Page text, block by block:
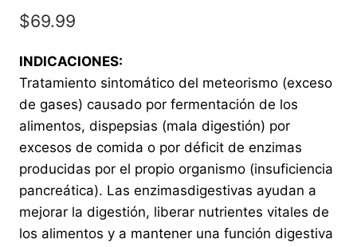
$69.99
INDICACIONES:
Tratamiento sintomático del meteorismo (exceso
de gases) causado por fermentación de los
alimentos, dispepsias (mala digestión) por
excesos de comida o por déficit de enzimas
producidas por el propio organismo (insuficiencia
pancreática). Las enzimasdigestivas ayudan a
mejorar la digestión, liberar nutrientes vitales de
los alimentos y a mantener una función digestiva